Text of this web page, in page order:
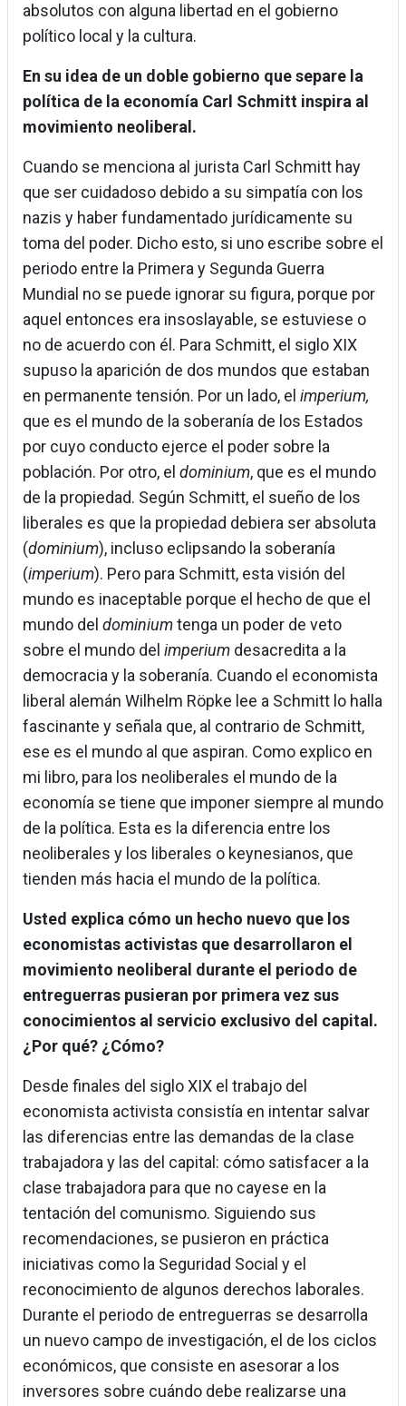
absolutos con alguna libertad en el gobierno
político local y la cultura.
En su idea de un doble gobierno que separe la
política de la economía Carl Schmitt inspira al
movimiento neoliberal.
Cuando se menciona al jurista Carl Schmitt hay
que ser cuidadoso debido a su simpatía con los
nazis y haber fundamentado jurídicamente su
toma del poder. Dicho esto, si uno escribe sobre el
periodo entre la Primera y Segunda Guerra
Mundial no se puede ignorar su figura, porque por
aquel entonces era insoslayable, se estuviese o
no de acuerdo con él. Para Schmitt, el siglo XIX
supuso la aparición de dos mundos que estaban
en permanente tensión. Por un lado, el imperium,
que es el mundo de la soberanía de los Estados
por cuyo conducto ejerce el poder sobre la
población. Por otro, el dominium, que es el mundo
de la propiedad. Según Schmitt, el sueño de los
liberales es que la propiedad debiera ser absoluta
(dominium), incluso eclipsando la soberanía
(imperium). Pero para Schmitt, esta visión del
mundo es inaceptable porque el hecho de que el
mundo del dominiumtenga un poder de veto
sobre el mundo del imperium desacredita a la
democracia y la soberanía. Cuando el economista
liberal alemán Wilhelm Röpke lee a Schmitt lo halla
fascinante y señala que, al contrario de Schmitt,
ese es el mundo al que aspiran. Como explico en
mi libro, para los neoliberales el mundo de la
economía se tiene que imponer siempre al mundo
de la política. Esta es la diferencia entre los
neoliberales y los liberales o keynesianos, que
tienden más hacia el mundo de la política.
Usted explica cómo un hecho nuevo que los
economistas activistas que desarrollaron el
movimiento neoliberal durante el periodo de
entreguerras pusieran por primera vez sus
conocimientos al servicio exclusivo del capital.
¿Por qué? ¿Cómo?
Desde finales del siglo XIX el trabajo del
economista activista consistía en intentar salvar
las diferencias entre las demandas de la clase
trabajadora y las del capital: cómo satisfacer a la
clase trabajadora para que no cayese en la
tentación del comunismo. Siguiendo sus
recomendaciones, se pusieron en práctica
iniciativas como la Seguridad Social y el
reconocimiento de algunos derechos laborales.
Durante el periodo de entreguerras se desarrolla
un nuevo campo de investigación, el de los ciclos
económicos, que consiste en asesorar a los
inversores sobre cuándo debe realizarse una